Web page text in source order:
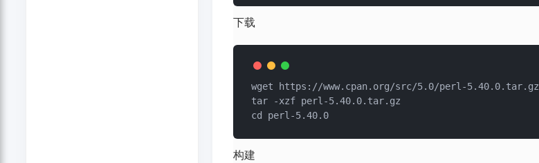
下载
wget https://www.cpan.org/src/5.0/perl-5.40.0.tar.gz
tar -xzf perl-5.40.0.tar.gz
构建